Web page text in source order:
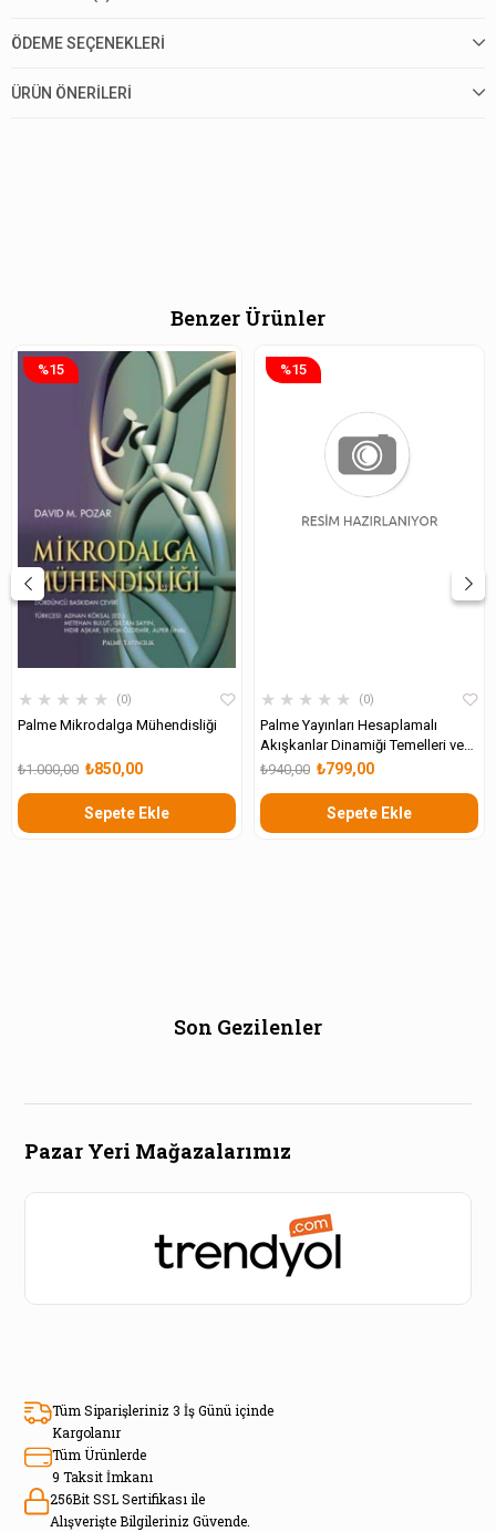
ÖDEME SEÇENEKLERI
ÜRÜN ÖNERILERI
Benzer Ürünler
★ ★ ★ ★ ★ 0
Palme Mikrodalga Mühendisliği
₺850,00
₺1.000,00
Sepete Ekle
%15
★ ★ ★ ★ ★ 0
Palme Yayınları Hesaplamalı
Akışkanlar Dinamiği Temelleri ve
Uygulamaları₺799,00
₺940,00
Sepete Ekle
%15
Son Gezilenler
Pazar Yeri Mağazalarımız
Tüm Siparişleriniz 3 İş Günü içinde
Kargolanır
Tüm Ürünlerde
9 Taksit İmkanı
256Bit SSL Sertifikası ile
Alışverişte Bilgileriniz Güvende.